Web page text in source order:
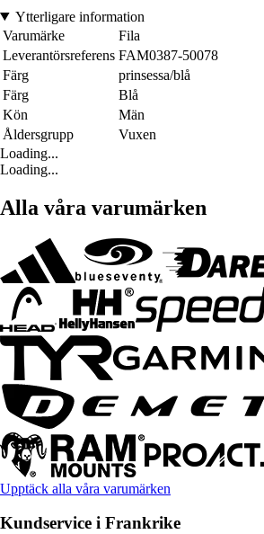
Ytterligare information
Varumärke
Fila
Leverantörsreferens FAM0387-50078
Färg
prinsessa/blå
Färg
Blå
Kön
Män
Åldersgrupp
Vuxen
Loading...
Loading...
Alla våra varumärken
Upptäck alla våra varumärken
Kundservice i Frankrike